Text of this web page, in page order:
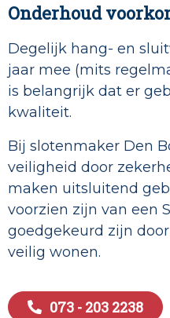
Onderhoud
Degelijk hang- en
jaar mee (mits
is belangrijk dat er
kwaliteit.
Bij slotenmaker Den
veiligheid door
maken uitsluitend
voorzien zijn van een
goedgekeurd zijn
veilig wonen.
073 - 203 2238